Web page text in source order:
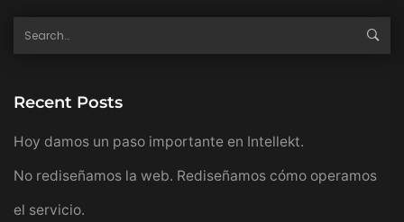
Recent Posts
Hoy damos un paso importante en Intellekt.
No rediseñamos la web. Rediseñamos cómo operamos
el servicio.